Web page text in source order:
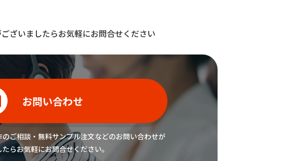
ざいましたらお気軽にお問合せください
お問い合わせ
のご相談・無料サンプル注文などのお問い合わせが
たらお気軽にお問合せください。